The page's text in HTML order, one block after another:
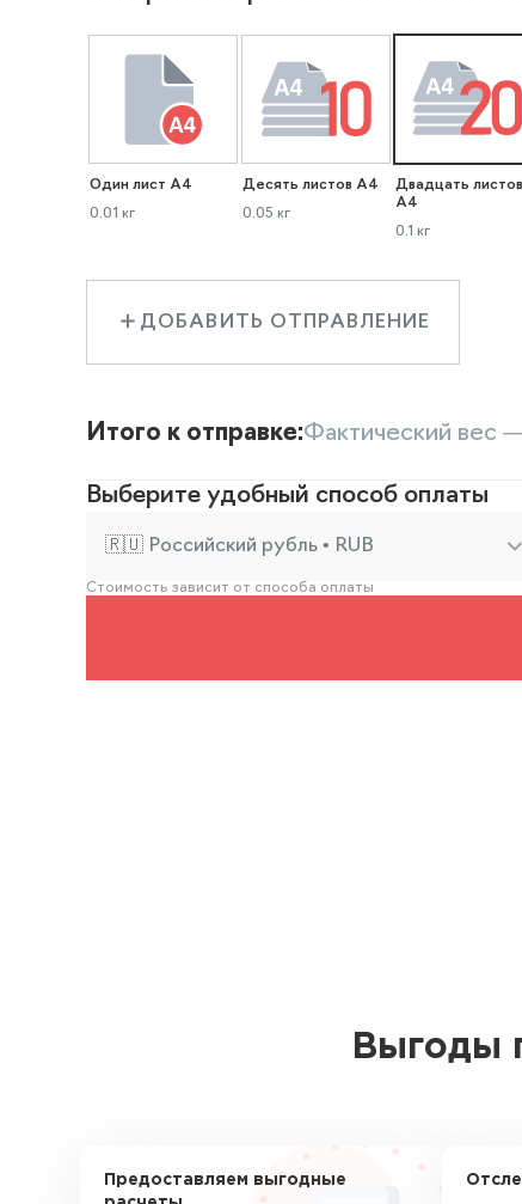
Один лист А4
0.01 кг
Десять листов А4
0.05 кг
Двадцать листов
А4
0.1 кг
ДОБАВИТЬ ОТПРАВЛЕНИЕ
Итого к отправке:Фактический вес
Выберите удобный способ оплаты
🇷🇺 Российский рубль • RUB
Стоимость зависит от способа оплаты
Выгоды
Предоставляем выгодные